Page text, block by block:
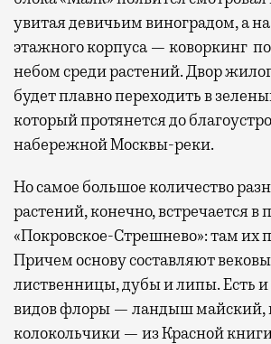
увитая девичьим виноградом, а
этажного корпуса — коворкинг
небом среди растений. Двор
будет плавно переходить в
который протянется до
набережной Москвы-реки.
Но самое большое количество
растений, конечно, встречается в
«Покровское-Стрешнево»: там их
Причем основу составляют
лиственницы, дубы и липы. Есть и
видов флоры — ландыш майский,
колокольчики — из Красной